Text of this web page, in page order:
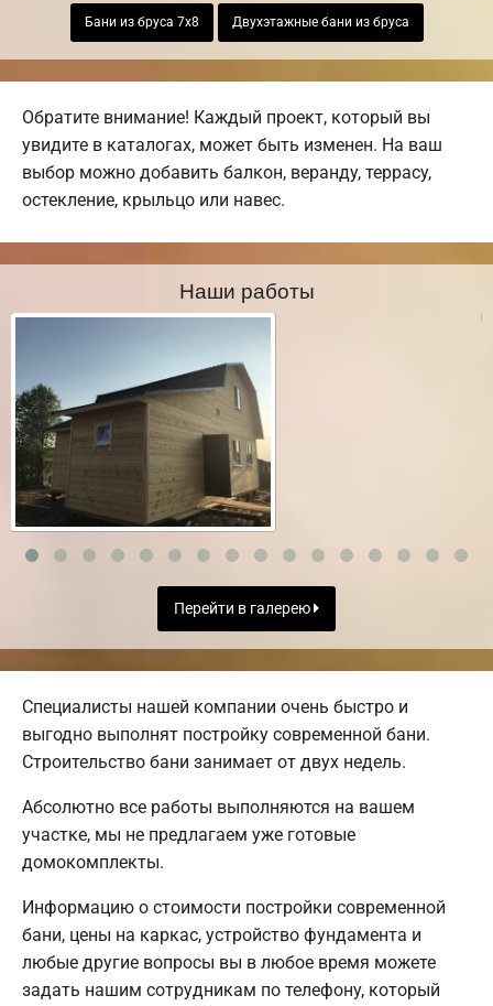
Бани из бруса 7х8 Двухэтажные бани из бруса
Обратите внимание! Каждый проект, который вы
увидите в каталогах, может быть изменен. На ваш
выбор можно добавить балкон, веранду, террасу,
остекление, крыльцо или навес.
Наши работы
Перейти в галерею
Специалисты нашей компании очень быстро и
выгодно выполнят постройку современной бани.
Строительство бани занимает от двух недель.
Абсолютно все работы выполняются на вашем
участке, мы не предлагаем уже готовые
домокомплекты.
Информацию о стоимости постройки современной
бани, цены на каркас, устройство фундамента и
любые другие вопросы вы в любое время можете
задать нашим сотрудникам по телефону, который